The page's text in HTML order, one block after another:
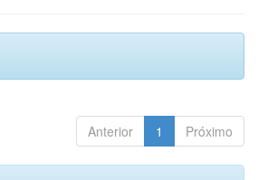
Anterior 1 Próximo